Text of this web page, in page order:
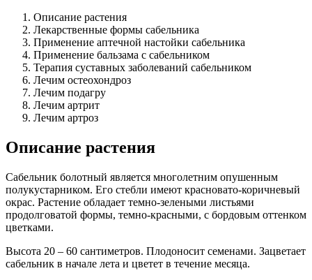
Описание растения
Лекарственные формы сабельника
Применение аптечной настойки сабельника
Применение бальзама с сабельником
Терапия суставных заболеваний сабельником
Лечим остеохондроз
Лечим подагру
Лечим артрит
Лечим артроз
Описание растения
Сабельник болотный является многолетним опушенным
полукустарником. Его стебли имеют красновато-коричневый
окрас. Растение обладает темно-зелеными листьями
продолговатой формы, темно-красными, с бордовым оттенком
цветками.
Высота 20 – 60 сантиметров. Плодоносит семенами. Зацветает
сабельник в начале лета и цветет в течение месяца.